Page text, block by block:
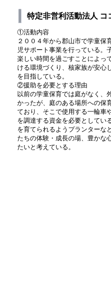
特定非営利活動法人 コ
①活動内容
２００４年から郡山市で学童保
児サポート事業を行っている。
楽しい時間を過ごすことによっ
ける環境づくり、核家族が安心
を目指している。
②援助を必要とする理由
以前の学童保育では庭がなく、
かったが、庭のある場所への保
ており、そこで使用する一輪車
を調達する資金を必要としてい
を育てられるようプランターな
たちの体験・成長の場、豊かな
たいと考えている。